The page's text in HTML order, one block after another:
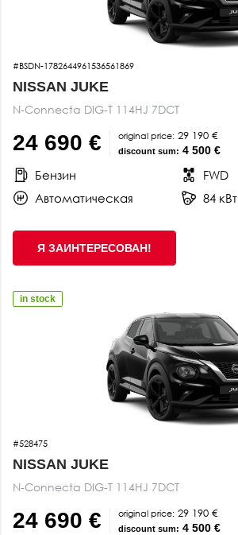
#BSDN-1782644961536561869
NISSAN JUKE
N-Connecta DIG-T 114HJ 7DCT
24 690 € original price: 29 190 €
discount sum: 4 500 €
Бензин
FWD
Автоматическая
84 кВт
Я ЗАИНТЕРЕСОВАН!
in stock
#528475
NISSAN JUKE
N-Connecta DIG-T 114HJ 7DCT
24 690 € original price: 29 190 €
discount sum: 4 500 €